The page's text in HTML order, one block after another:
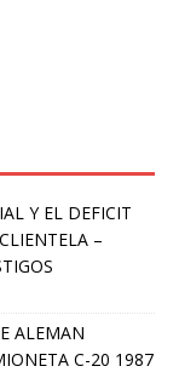
Y EL DEFICIT
–
ALEMAN
C-20 1987